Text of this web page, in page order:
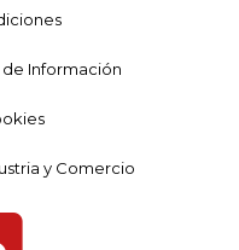
Información
y Comercio